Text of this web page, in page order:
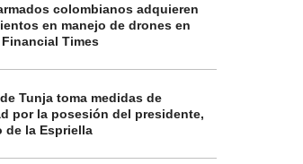
colombianos adquieren
en manejo de drones en
Times
Tunja toma medidas de
por la posesión del presidente,
de la Espriella